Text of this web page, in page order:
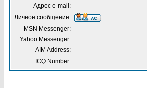
Адрес e-mail:
Личное сообщение:
MSN Messenger:
Yahoo Messenger:
AIM Address:
ICQ Number: